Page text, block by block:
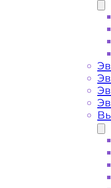
Эвакуатор
ближайшего
Погрузим
автомобиля
Перевезём
Цена
стоимость